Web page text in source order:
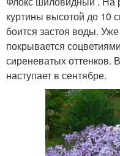
куртины высотой до 10
боится застоя воды.
покрывается
сиреневатых оттенков.
наступает в сентябре.